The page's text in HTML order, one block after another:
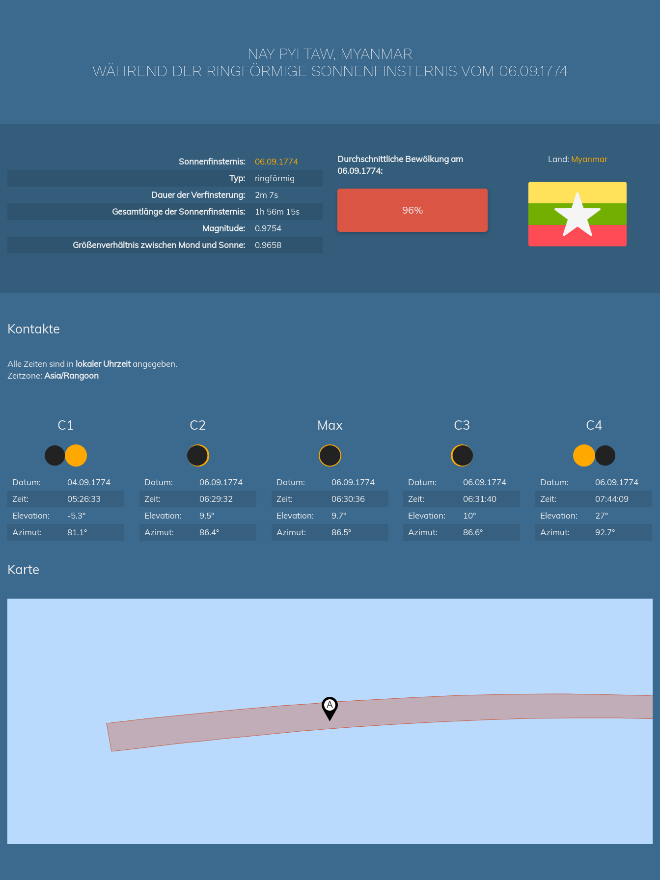
NAY PYI TAW, MYANMAR
WÄHREND DER RINGFÖRMIGE SONNENFINSTERNIS VOM 06.09.1774
Sonnenfinsternis:
06.09.1774
Typ:
ringförmig
Dauer der Verfinsterung:
2m 7s
Gesamtlänge der Sonnenfinsternis:
1h 56m 15s
Magnitude:
0.9754
Größenverhältnis zwischen Mond und Sonne:
0.9658
Durchschnittliche Bewölkung am
06.09.1774:
96%
Land: Myanmar
Kontakte
Alle Zeiten sind in lokaler Uhrzeitangegeben.
Zeitzone: Asia/Rangoon
C1
Datum:
04.09.1774
Zeit:
05:26:33
Elevation:
-5.3°
Azimut:
81.1°
C2
Datum:
06.09.1774
Zeit:
06:29:32
Elevation:
9.5°
Azimut:
86.4°
Max
Datum:
06.09.1774
Zeit:
06:30:36
Elevation:
9.7°
Azimut:
86.5°
C3
Datum:
06.09.1774
Zeit:
06:31:40
Elevation:
10°
Azimut:
86.6°
C4
Datum:
06.09.1774
Zeit:
07:44:09
Elevation:
27°
Azimut:
92.7°
Karte